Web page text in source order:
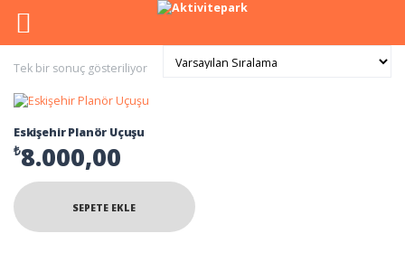
Tek bir sonuç gösteriliyor
Eskişehir Planör Uçuşu
₺8.000,00
SEPETE EKLE